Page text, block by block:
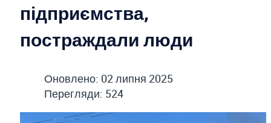
підприємства,
постраждали люди
Оновлено: 02 липня 2025
Перегляди: 524